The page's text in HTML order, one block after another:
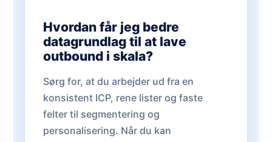
Hvordan får jeg bedre
datagrundlag til at lave
outbound i skala?
Sørg for, at du arbejder ud fra en
konsistent ICP, rene lister og faste
felter til segmentering og
personalisering. Når du kan